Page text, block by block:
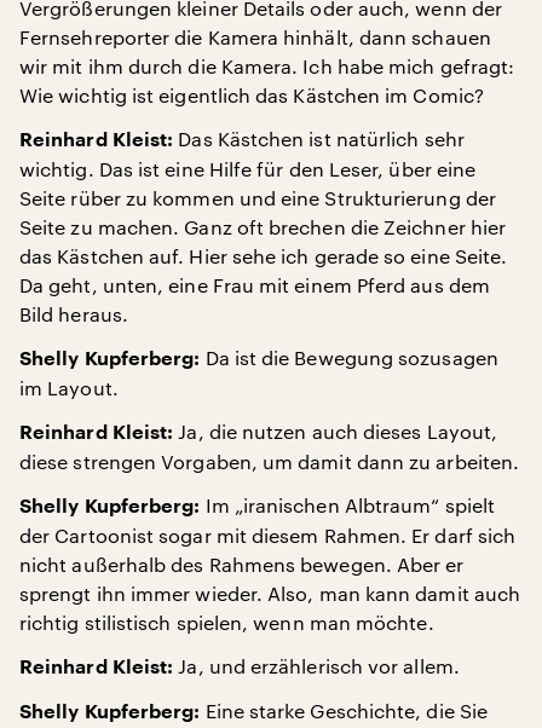
Vergrößerungen kleiner Details oder auch, wenn der
Fernsehreporter die Kamera hinhält, dann schauen
wir mit ihm durch die Kamera. Ich habe mich gefragt:
Wie wichtig ist eigentlich das Kästchen im Comic?
Reinhard Kleist: Das Kästchen ist natürlich sehr
wichtig. Das ist eine Hilfe für den Leser, über eine
Seite rüber zu kommen und eine Strukturierung der
Seite zu machen. Ganz oft brechen die Zeichner hier
das Kästchen auf. Hier sehe ich gerade so eine Seite.
Da geht, unten, eine Frau mit einem Pferd aus dem
Bild heraus.
Shelly Kupferberg: Da ist die Bewegung sozusagen
im Layout.
Reinhard Kleist: Ja, die nutzen auch dieses Layout,
diese strengen Vorgaben, um damit dann zu arbeiten.
Shelly Kupferberg: Im „iranischen Albtraum“ spielt
der Cartoonist sogar mit diesem Rahmen. Er darf sich
nicht außerhalb des Rahmens bewegen. Aber er
sprengt ihn immer wieder. Also, man kann damit auch
richtig stilistisch spielen, wenn man möchte.
Reinhard Kleist: Ja, und erzählerisch vor allem.
Shelly Kupferberg: Eine starke Geschichte, die Sie